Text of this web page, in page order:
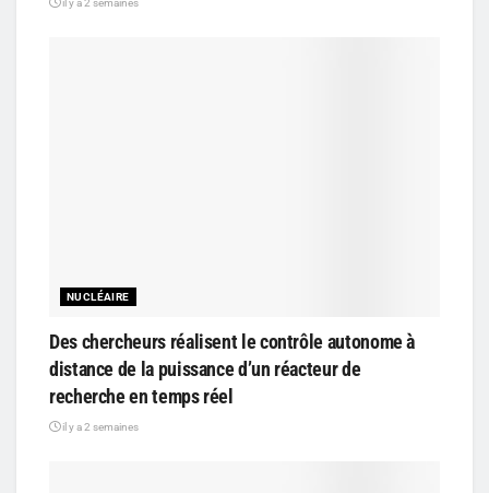
il y a 2 semaines
NUCLÉAIRE
Des chercheurs réalisent le contrôle autonome à
distance de la puissance d’un réacteur de
recherche en temps réel
il y a 2 semaines